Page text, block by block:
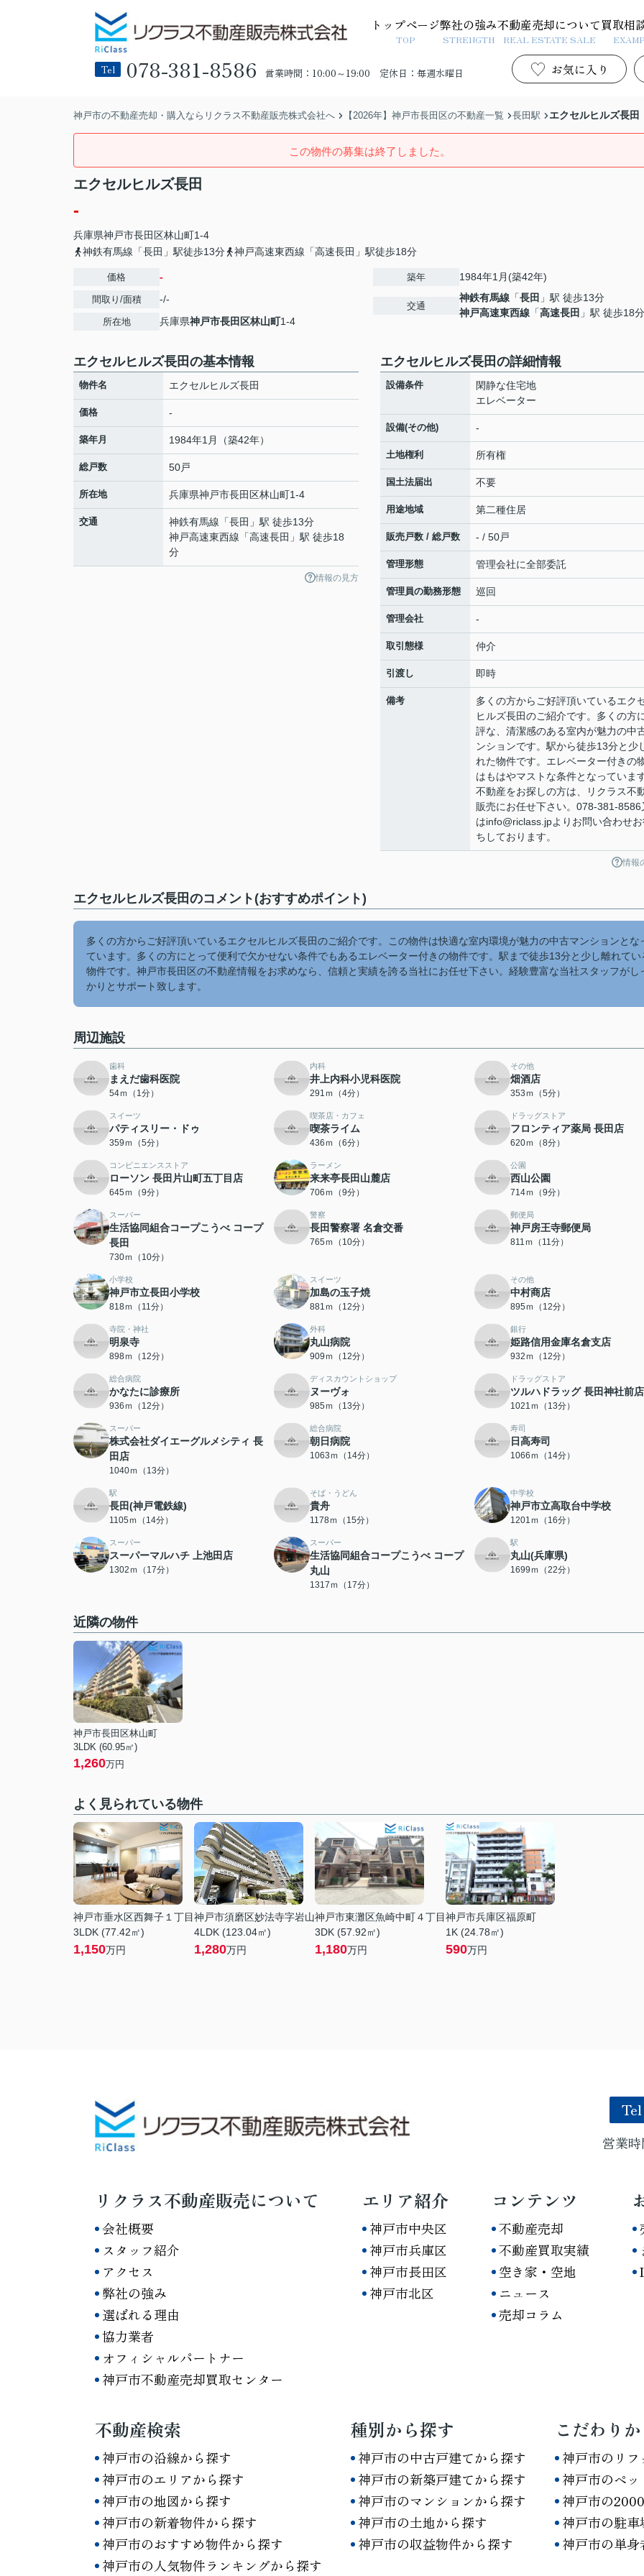
トップページ
TOP
弊社の強み
STRENGTH
不動産売却について
REAL ESTATE SALE
買取相
Tel 078-381-8586 営業時間：10:00～19:00 定休日：毎週水曜日 お気に入り
神戸市の不動産売却・購入ならリクラス不動産販売株式会社へ 【2026年】神戸市長田区の不動産一覧 長田駅 エクセルヒルズ長田
この物件の募集は終了しました。
エクセルヒルズ長田
-
兵庫県神戸市長田区林山町1-4
神鉄有馬線「長田」駅徒歩13分
神戸高速東西線「高速長田」駅徒歩18分
価格 -
間取り/面積 -/-
所在地 兵庫県神戸市長田区林山町1-4
築年 1984年1月(築42年)
交通
神鉄有馬線 「長田 」駅 徒歩13分
神戸高速東西線 「高速長田 」駅 徒歩18分
エクセルヒルズ長田の基本情報
物件名 エクセルヒルズ長田
価格 -
築年月 1984年1月（築42年）
総戸数 50戸
所在地 兵庫県神戸市長田区林山町1-4
交通 神鉄有馬線 「長田 」駅 徒歩13分
神戸高速東西線 「高速長田 」駅 徒歩18
分
情報の見方
エクセルヒルズ長田の詳細情報
設備条件
閑静な住宅地
エレベーター
設備(その他) -
土地権利 所有権
国土法届出 不要
用途地域 第二種住居
販売戸数 / 総戸数 - / 50戸
管理形態 管理会社に全部委託
管理員の勤務形態 巡回
管理会社 -
取引態様 仲介
引渡し 即時
備考
多くの方からご好評頂いているエク
ヒルズ長田のご紹介です。多くの方
評な、清潔感のある室内が魅力の中
ンションです。駅から徒歩13分と少
れた物件です。エレベーター付きの
はもはやマストな条件となっていま
不動産をお探しの方は、リクラス不
販売にお任せ下さい。078-381-8586
はinfo@riclass.jpよりお問い合わせ
ちしております。
情報
エクセルヒルズ長田のコメント(おすすめポイント)
多くの方からご好評頂いているエクセルヒルズ長田のご紹介です。この物件は快適な室内環境が魅力の中古マンションとな
ています。多くの方にとって便利で欠かせない条件でもあるエレベーター付きの物件です。駅まで徒歩13分と少し離れてい
物件です。神戸市長田区の不動産情報をお求めなら、信頼と実績を誇る当社にお任せ下さい。経験豊富な当社スタッフがし
かりとサポート致します。
周辺施設
歯科
まえだ歯科医院
54ｍ（1分）
内科
井上内科小児科医院
291ｍ（4分）
その他
畑酒店
353ｍ（5分）
スイーツ
パティスリー・ドゥ
359ｍ（5分）
喫茶店・カフェ
喫茶ライム
436ｍ（6分）
ドラッグストア
フロンティア薬局 長田店
620ｍ（8分）
コンビニエンスストア
ローソン 長田片山町五丁目店
645ｍ（9分）
ラーメン
来来亭長田山麓店
706ｍ（9分）
公園
西山公園
714ｍ（9分）
スーパー
生活協同組合コープこうべ コープ
長田
730ｍ（10分）
警察
長田警察署 名倉交番
765ｍ（10分）
郵便局
神戸房王寺郵便局
811ｍ（11分）
小学校
神戸市立長田小学校
818ｍ（11分）
スイーツ
加島の玉子焼
881ｍ（12分）
その他
中村商店
895ｍ（12分）
寺院・神社
明泉寺
898ｍ（12分）
外科
丸山病院
909ｍ（12分）
銀行
姫路信用金庫名倉支店
932ｍ（12分）
総合病院
かなたに診療所
936ｍ（12分）
ディスカウントショップ
ヌーヴォ
985ｍ（13分）
ドラッグストア
ツルハドラッグ 長田神社前店
1021ｍ（13分）
スーパー
株式会社ダイエーグルメシティ 長
田店
1040ｍ（13分）
総合病院
朝日病院
1063ｍ（14分）
寿司
日高寿司
1066ｍ（14分）
駅
長田(神戸電鉄線)
1105ｍ（14分）
そば・うどん
貴舟
1178ｍ（15分）
中学校
神戸市立高取台中学校
1201ｍ（16分）
スーパー
スーパーマルハチ 上池田店
1302ｍ（17分）
スーパー
生活協同組合コープこうべ コープ
丸山
1317ｍ（17分）
駅
丸山(兵庫県)
1699ｍ（22分）
近隣の物件
神戸市長田区林山町
3LDK (60.95㎡)
1,260万円
よく見られている物件
神戸市垂水区西舞子１丁目
3LDK (77.42㎡)
1,150万円
神戸市須磨区妙法寺字岩山
4LDK (123.04㎡)
1,280万円
神戸市東灘区魚崎中町４丁目
3DK (57.92㎡)
1,180万円
神戸市兵庫区福原町
1K (24.78㎡)
590万円
Tel
営業
リクラス不動産販売について
会社概要
スタッフ紹介
アクセス
弊社の強み
選ばれる理由
協力業者
オフィシャルパートナー
神戸市不動産売却買取センター
エリア紹介
神戸市中央区
神戸市兵庫区
神戸市長田区
神戸市北区
コンテンツ
不動産売却
不動産買取実績
空き家・空地
ニュース
売却コラム
不動産検索
神戸市の沿線から探す
神戸市のエリアから探す
神戸市の地図から探す
神戸市の新着物件から探す
神戸市のおすすめ物件から探す
神戸市の人気物件ランキングから探す
種別から探す
神戸市の中古戸建てから探す
神戸市の新築戸建てから探す
神戸市のマンションから探す
神戸市の土地から探す
神戸市の収益物件から探す
こだわり
神戸市のリ
神戸市のペ
神戸市の
神戸市の駐
神戸市の単